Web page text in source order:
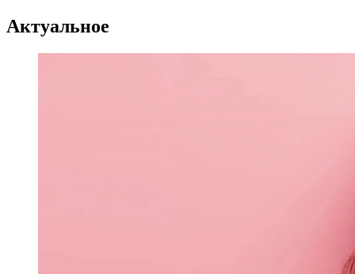
Актуальное